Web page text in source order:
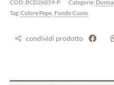
COD: BCD26059-P Categorie: Donna
Tag: Colore Pepe Fondo Cuoio
condividi prodotto